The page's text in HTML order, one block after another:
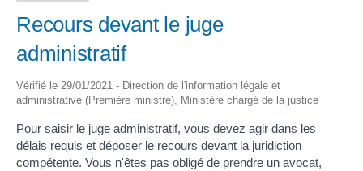
Recours devant le juge
administratif
Vérifié le 29/01/2021 - Direction de l'information légale et
administrative (Première ministre), Ministère chargé de la justice
Pour saisir le juge administratif, vous devez agir dans les
délais requis et déposer le recours devant la juridiction
compétente. Vous n'êtes pas obligé de prendre un avocat,